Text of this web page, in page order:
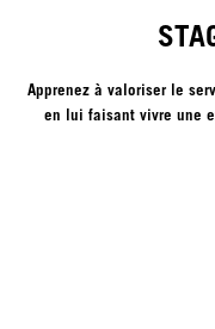
Apprenez à valoriser le
en lui faisant vivre une